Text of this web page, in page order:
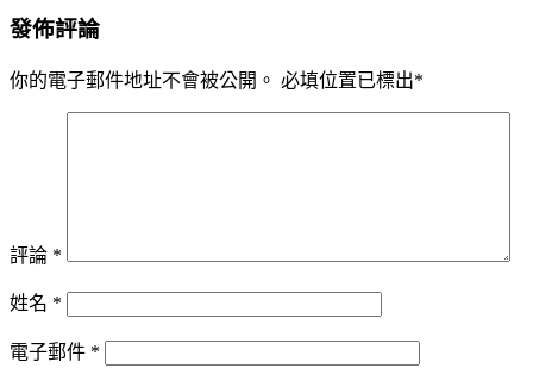
發佈評論
你的電子郵件地址不會被公開。 必填位置已標出*
評論 *
姓名 *
電子郵件 *